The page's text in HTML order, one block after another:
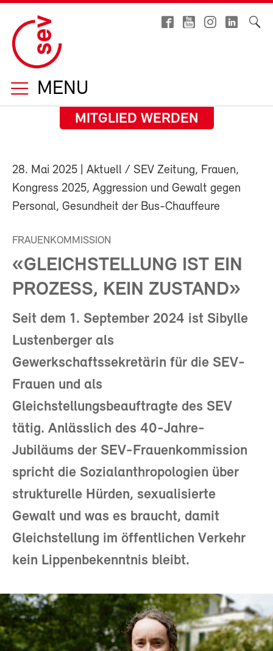
MENU
MITGLIED WERDEN
28. Mai 2025 | Aktuell / SEV Zeitung, Frauen,
Kongress 2025, Aggression und Gewalt gegen
Personal, Gesundheit der Bus-Chauffeure
FRAUENKOMMISSION
«GLEICHSTELLUNG IST EIN
PROZESS, KEIN ZUSTAND»
Seit dem 1. September 2024 ist Sibylle
Lustenberger als
Gewerkschaftssekretärin für die SEV-
Frauen und als
Gleichstellungsbeauftragte des SEV
tätig. Anlässlich des 40-Jahre-
Jubiläums der SEV-Frauenkommission
spricht die Sozialanthropologien über
strukturelle Hürden, sexualisierte
Gewalt und was es braucht, damit
Gleichstellung im öffentlichen Verkehr
kein Lippenbekenntnis bleibt.